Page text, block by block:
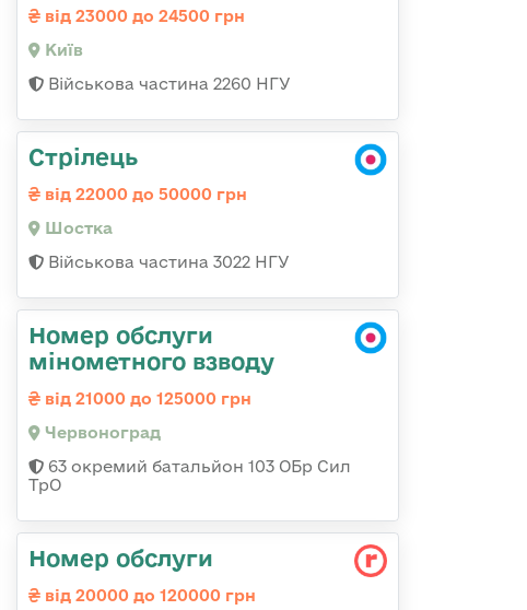
від 23000 до 24500 грн
Київ
Військова частина 2260 НГУ
Стрілець
від 22000 до 50000 грн
Шостка
Військова частина 3022 НГУ
Номер обслуги
мінометного взводу
від 21000 до 125000 грн
Червоноград
63 окремий батальйон 103 ОБр Сил
ТрО
Номер обслуги
від 20000 до 120000 грн